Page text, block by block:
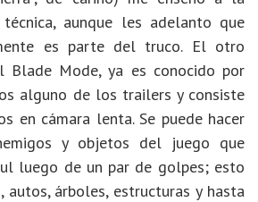
aunque les adelanto que
es parte del truco. El otro
Blade Mode, ya es conocido por
alguno de los trailers y consiste
en cámara lenta. Se puede hacer
y objetos del juego que
luego de un par de golpes; esto
autos, árboles, estructuras y hasta